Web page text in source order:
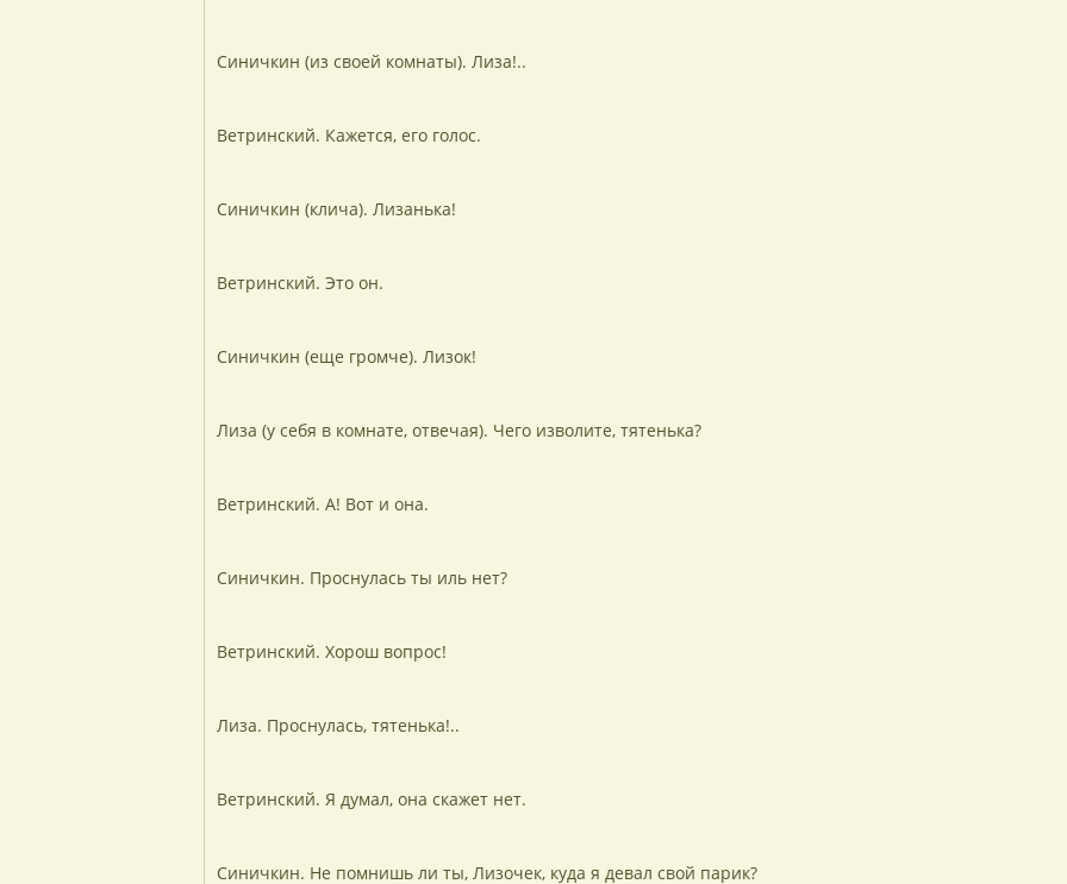
Синичкин (из своей комнаты). Лиза!..
Ветринский. Кажется, его голос.
Синичкин (клича). Лизанька!
Ветринский. Это он.
Синичкин (еще громче). Лизок!
Лиза (у себя в комнате, отвечая). Чего изволите, тятенька?
Ветринский. А! Вот и она.
Синичкин. Проснулась ты иль нет?
Ветринский. Хорош вопрос!
Лиза. Проснулась, тятенька!..
Ветринский. Я думал, она скажет нет.
Синичкин. Не помнишь ли ты, Лизочек, куда я девал свой парик?